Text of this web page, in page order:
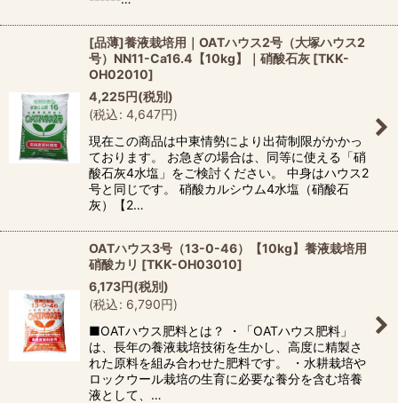
[品薄]養液栽培用｜OATハウス2号（大塚ハウス2
号）NN11-Ca16.4【10kg】｜硝酸石灰 [TKK-
OH02010]
4,225円(税別)
(税込: 4,647円)
現在この商品は中東情勢により出荷制限がかかっ
ております。 お急ぎの場合は、同等に使える「硝
酸石灰4水塩」をご検討ください。 中身はハウス2
号と同じです。 硝酸カルシウム4水塩（硝酸石
灰）【2…
OATハウス3号（13-0-46）【10kg】養液栽培用
硝酸カリ [TKK-OH03010]
6,173円(税別)
(税込: 6,790円)
■OATハウス肥料とは？ ・「OATハウス肥料」
は、長年の養液栽培技術を生かし、高度に精製さ
れた原料を組み合わせた肥料です。 ・水耕栽培や
ロックウール栽培の生育に必要な養分を含む培養
液として、…